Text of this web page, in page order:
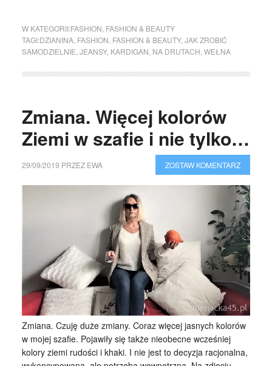
W KATEGORII:FASHION FASHION & BEAUTY
TAGI:DZIANINA, FASHION FASHION & BEAUTY, JAK ZROBIĆ
SAMODZIELNIE JEANSY, KARDIGAN NA DRUTACH WEŁNA
Zmiana. Więcej kolorów
Ziemi w szafie i nie tylko…
29/09/2019 PRZEZ EWA ZOSTAW KOMENTARZ
Zmiana. Czuję duże zmiany. Coraz więcej jasnych kolorów
w mojej szafie. Pojawiły się także nieobecne wcześniej
kolory ziemi rudości i khaki. I nie jest to decyzja racjonalna,